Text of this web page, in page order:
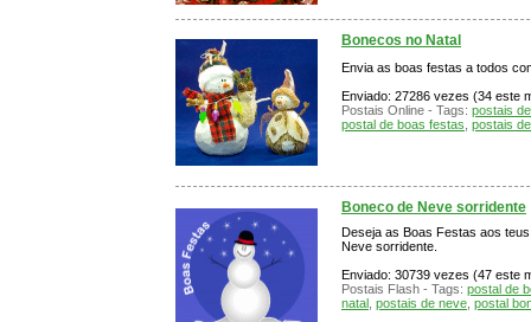
Bonecos no Natal
Envia as boas festas a todos
Enviado: 27286 vezes (34 este
Postais Online - Tags: postais
postal de boas festas postais
Boneco de Neve sorridente
Deseja as Boas Festas aos
Neve sorridente.
Enviado: 30739 vezes (47 este
Postais Flash - Tags: postal de
natal postais de neve postal